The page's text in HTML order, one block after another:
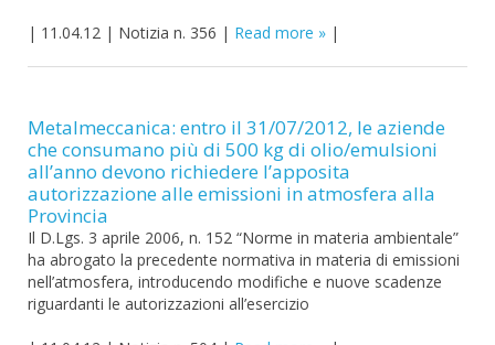
| 11.04.12 | Notizia n. 356 | Read more |
Metalmeccanica: entro il 31/07/2012, le aziende
che consumano più di 500 kg di olio/emulsioni
all’anno devono richiedere l’apposita
autorizzazione alle emissioni in atmosfera alla
Provincia
Il D.Lgs. 3 aprile 2006, n. 152 “Norme in materia ambientale”
ha abrogato la precedente normativa in materia di emissioni
nell’atmosfera, introducendo modifiche e nuove scadenze
riguardanti le autorizzazioni all’esercizio